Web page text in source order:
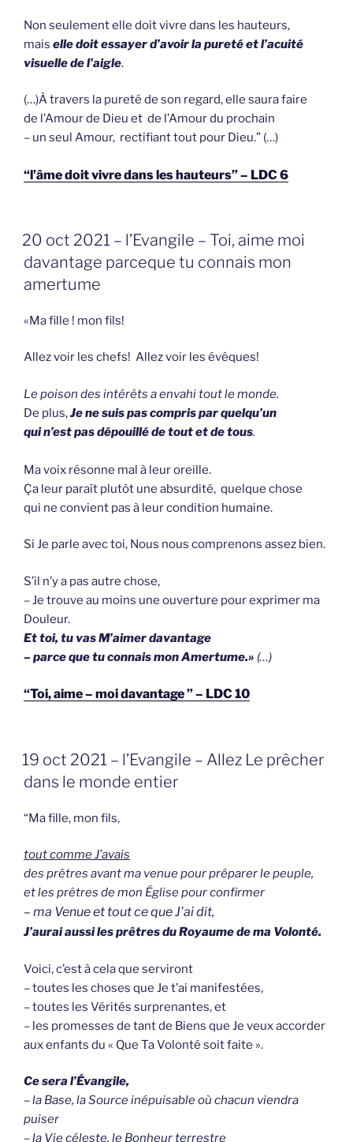
Non seulement elle doit vivre dans les hauteurs,
mais elle doit essayerd’avoir la pureté et l’acuité
visuelle de l’aigle.
(…)À travers la pureté de son regard, elle saura faire
de l’Amour de Dieu et de l’Amour du prochain
– un seul Amour, rectifiant tout pour Dieu.” (…)
“l’âme doit vivre dans les hauteurs” – LDC 6
GEPLAATST
OP
20 oct 2021 – l’Evangile – Toi, aime moi
davantage parceque tu connais mon
amertume
«Ma fille ! mon fils!
Allez voir les chefs! Allez voir les évêques!
Le poison des intérêts a envahi tout le monde.
De plus,Je ne suis pas compris par quelqu’un
qui n’est pas dépouillé de tout et de tous.
Ma voix résonne mal à leur oreille.
Ça leur paraît plutôt une absurdité, quelque chose
qui ne convient pas à leur condition humaine.
Si Je parle avec toi, Nous nous comprenons assez bien.
S’il n’y a pas autre chose,
– Je trouve au moins une ouverture pour exprimer ma
Douleur.
Et toi, tu vas M’aimer davantage
– parce que tu connais mon Amertume.» (…)
“Toi, aime – moi davantage ” – LDC 10
GEPLAATST
OP
19 oct 2021 – l’Evangile – Allez Le prêcher
dans le monde entier
“Ma fille, mon fils,
tout comme J’avais
des prêtres avant ma venue pour préparer le peuple,
et les prêtres de mon Église pour confirmer
– ma Venue et tout ce que J’ai dit,
J’aurai aussi les prêtres du Royaume de ma Volonté.
Voici, c’est à cela que serviront
– toutes les choses que Je t’ai manifestées,
– toutes les Vérités surprenantes, et
– les promesses de tant de Biens que Je veux accorder
aux enfants du « Que Ta Volonté soit faite ».
Ce sera l’Évangile,
– la Base, la Source inépuisable où chacun viendra
puiser
– la Vie céleste, le Bonheur terrestre